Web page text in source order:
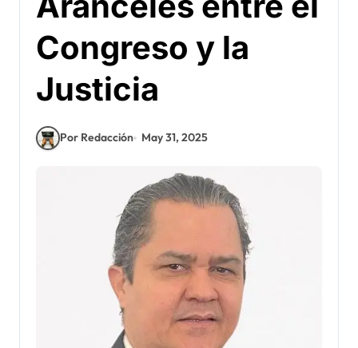
Congreso y la
Justicia
Por Redacción May 31, 2025